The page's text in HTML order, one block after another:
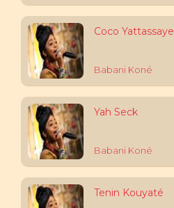
Coco Yattassaye
Babani Koné
Yah Seck
Babani Koné
Tenin Kouyaté